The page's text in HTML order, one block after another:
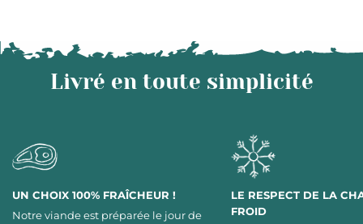
Livré en toute simplicité
UN CHOIX 100% FRAÎCHEUR !
Notre viande est préparée le jour de
LE RESPECT DE LA
FROID